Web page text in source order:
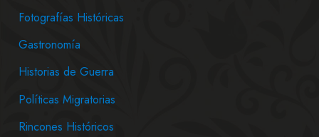
Fotografías Históricas
Gastronomía
Historias de Guerra
Políticas Migratorias
Rincones Históricos